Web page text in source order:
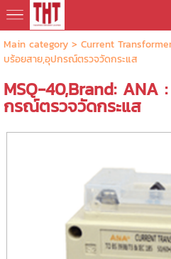
Main category> Current
บร้อยสาย,อุปกรณ์ตรวจวัดกระแส
MSQ-40,Brand: ANA
กรณ์ตรวจวัดกระแส